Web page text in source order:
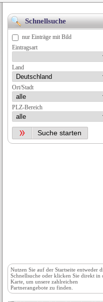
Schnellsuche
nur Einträge mit Bild
Eintragsart
Land
Ort/Stadt
PLZ-Bereich
Nutzen Sie auf der Startseite entweder
Schnellsuche oder klicken Sie direkt in
Karte, um unsere zahlreichen
Partnerangebote zu finden.